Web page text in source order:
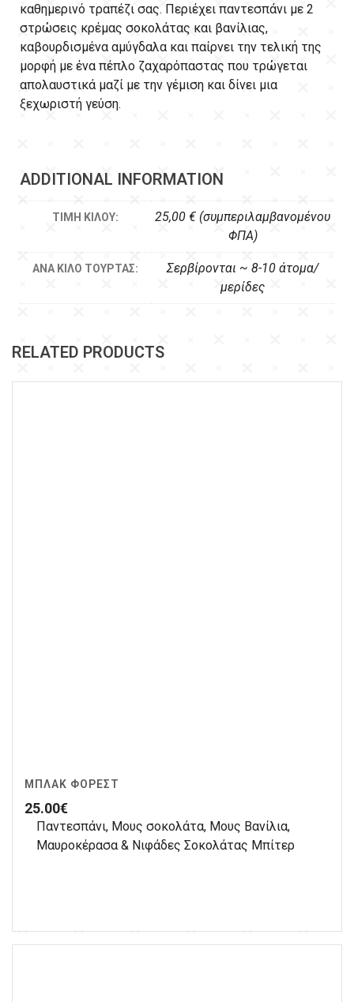
καθημερινό τραπέζι σας. Περιέχει παντεσπάνι με 2
στρώσεις κρέμας σοκολάτας και βανίλιας,
καβουρδισμένα αμύγδαλα και παίρνει την τελική της
μορφή με ένα πέπλο ζαχαρόπαστας που τρώγεται
απολαυστικά μαζί με την γέμιση και δίνει μια
ξεχωριστή γεύση.
ADDITIONAL INFORMATION
ΤΙΜΉ ΚΙΛΟΎ:
25,00 € (συμπεριλαμβανομένου
ΦΠΑ)
ΑΝΆ ΚΙΛΌ ΤΟΎΡΤΑΣ:
Σερβίρονται ~ 8-10 άτομα/
μερίδες
RELATED PRODUCTS
ΜΠΛΑΚ ΦΌΡΕΣΤ
25.00€
Παντεσπάνι, Μους σοκολάτα, Μους Βανίλια,
Μαυροκέρασα & Nιφάδες Σοκολάτας Μπίτερ